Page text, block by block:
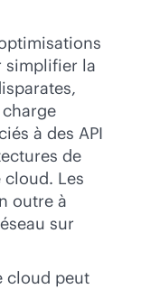
simplifier la
à des API
de
Les
outre à
sur
cloud peut